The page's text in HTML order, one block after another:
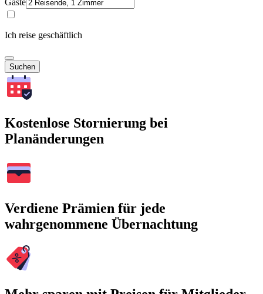
Ich reise geschäftlich
Suchen
Kostenlose Stornierung bei
Planänderungen
Verdiene Prämien für jede
wahrgenommene Übernachtung